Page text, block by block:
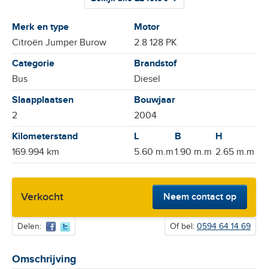
Merk en type
Citroën Jumper Burow
Motor
2.8 128 PK
Categorie
Bus
Brandstof
Diesel
Slaapplaatsen
2
Bouwjaar
2004
Kilometerstand
169.994 km
5.60 m.m1.90 m.m 2.65 m.m
Verkocht Neem contact op
Delen: Of bel: 0594 64 14 69
Omschrijving